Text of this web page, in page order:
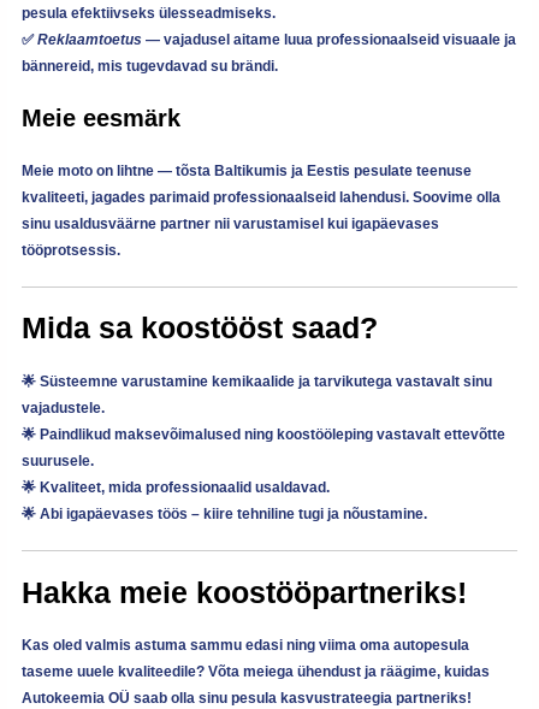
pesula efektiivseks ülesseadmiseks.
✅Reklaamtoetus — vajadusel aitame luua professionaalseid visuaale ja
bännereid, mis tugevdavad su brändi.
Meie eesmärk
Meie moto on lihtne —tõsta Baltikumis ja Eestis pesulate teenuse
kvaliteeti, jagades parimaid professionaalseid lahendusi. Soovime olla
sinu usaldusväärne partner nii varustamisel kui igapäevases
tööprotsessis.
Mida sa koostööst saad?
🌟 Süsteemne varustamine kemikaalide ja tarvikutega vastavalt sinu
vajadustele.
🌟 Paindlikud maksevõimalused ning koostööleping vastavalt ettevõtte
suurusele.
🌟 Kvaliteet, mida professionaalid usaldavad.
🌟 Abi igapäevases töös – kiire tehniline tugi ja nõustamine.
Hakka meie koostööpartneriks!
Kas oled valmis astuma sammu edasi ning viima oma autopesula
taseme uuele kvaliteedile? Võta meiega ühendust ja räägime, kuidas
Autokeemia OÜ saab olla sinu pesula kasvustrateegia partneriks!